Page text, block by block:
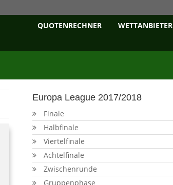
QUOTENRECHNER WETTANBIETER
Europa League 2017/2018
Finale
Halbfinale
Viertelfinale
Achtelfinale
Zwischenrunde
Gruppenphase